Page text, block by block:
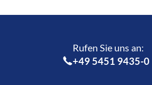
Rufen Sie uns an:­
+49 5451 9435-0